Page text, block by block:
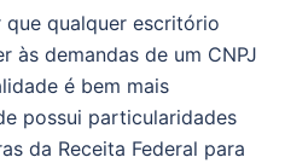
qualquer escritório
às demandas de um CNPJ
é bem mais
possui particularidades
da Receita Federal para